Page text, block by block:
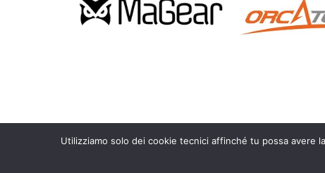
Copyright 2010 – 2026 Calosoma.it – fotografia naturalistica
Utilizziamo solo dei cookie tecnici affinché tu possa avere